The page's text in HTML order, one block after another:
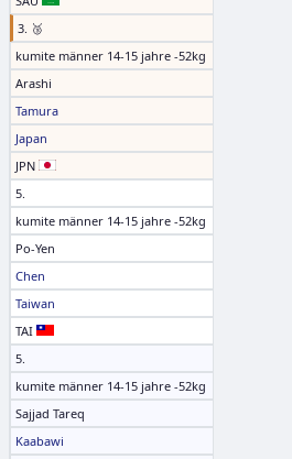
3. 🥉
kumite männer 14-15 jahre -52kg
Arashi
Tamura
Japan
JPN
5.
kumite männer 14-15 jahre -52kg
Po-Yen
Chen
Taiwan
TAI
5.
kumite männer 14-15 jahre -52kg
Sajjad Tareq
Kaabawi